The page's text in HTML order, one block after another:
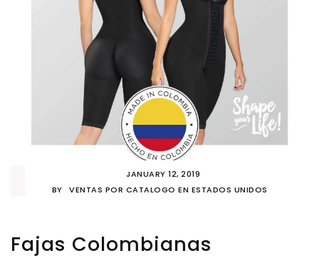
JANUARY 12, 2019
BY
VENTAS POR CATALOGO EN ESTADOS UNIDOS
Fajas Colombianas